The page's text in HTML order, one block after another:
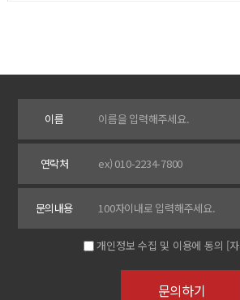
이름
연락처
문의내용
개인정보 수집 및 이용에 동의 [